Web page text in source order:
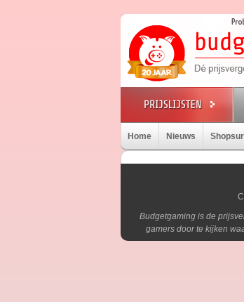
Home Nieuws
Budgetgaming is de
gamers door te kijken